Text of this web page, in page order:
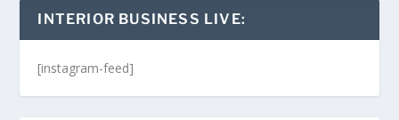
INTERIOR BUSINESS LIVE:
[instagram-feed]